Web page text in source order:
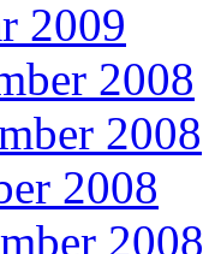
2009
2008
2008
2008
2008